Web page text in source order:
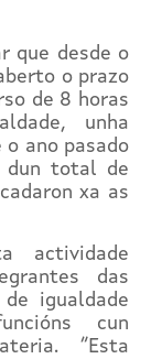
que desde o
o prazo
de 8 horas
unha
ano pasado
dun total de
xa as
actividade
das
igualdade
cun
“Esta